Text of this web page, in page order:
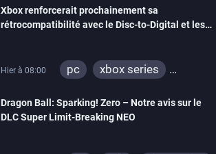
Xbox renforcerait prochainement sa
rétrocompatibilité avec le Disc-to-Digital et les
Hier à 08:00 pc
xbox series
Dragon Ball: Sparking! Zero – Notre avis sur le
DLC Super Limit-Breaking NEO